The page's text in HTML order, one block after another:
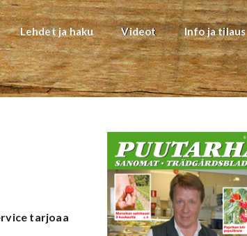
Lehdet ja haku Videot Info ja tilaus
tarjoaa